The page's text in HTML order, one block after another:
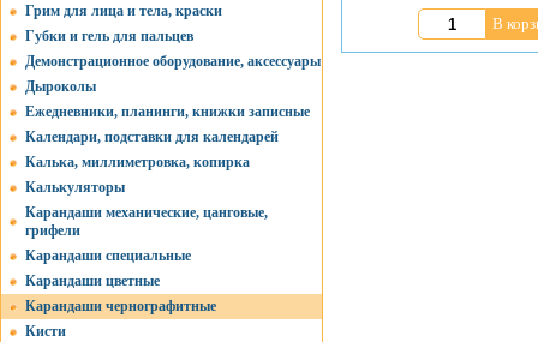
Грим для лица и тела, краски
Губки и гель для пальцев
Демонстрационное оборудование, аксессуары
Дыроколы
Ежедневники, планинги, книжки записные
Календари, подставки для календарей
Калька, миллиметровка, копирка
Калькуляторы
Карандаши механические, цанговые,
грифели
Карандаши специальные
Карандаши цветные
Карандаши чернографитные
Кисти
В